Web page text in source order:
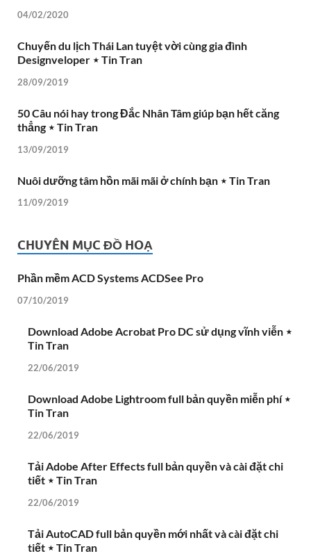
04/02/2020
Chuyến du lịch Thái Lan tuyệt vời cùng gia đình
Designveloper ⋆ Tin Tran
28/09/2019
50 Câu nói hay trong Đắc Nhân Tâm giúp bạn hết căng
thẳng ⋆ Tin Tran
13/09/2019
Nuôi dưỡng tâm hồn mãi mãi ở chính bạn ⋆ Tin Tran
11/09/2019
CHUYÊN MỤC ĐỒ HOẠ
Phần mềm ACD Systems ACDSee Pro
07/10/2019
Download Adobe Acrobat Pro DC sử dụng vĩnh viễn ⋆
Tin Tran
22/06/2019
Download Adobe Lightroom full bản quyền miễn phí ⋆
Tin Tran
22/06/2019
Tải Adobe After Effects full bản quyền và cài đặt chi
tiết ⋆ Tin Tran
22/06/2019
Tải AutoCAD full bản quyền mới nhất và cài đặt chi
tiết ⋆ Tin Tran